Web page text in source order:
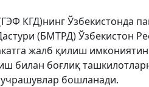
КГД)нинг Ўзбекистонда
(БМТРД) Ўзбекистон
жалб қилиш
билан боғлиқ
бошланади.